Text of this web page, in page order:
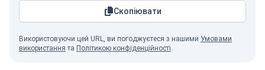
Скопіювати
Використовуючи цей URL, ви погоджуєтеся з нашими Умовами
використання та Політикою конфіденційності.